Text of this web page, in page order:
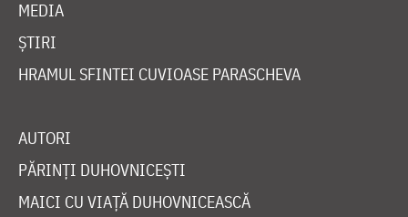
MEDIA
ȘTIRI
HRAMUL SFINTEI CUVIOASE PARASCHEVA
AUTORI
PĂRINȚI DUHOVNICEȘTI
MAICI CU VIAȚĂ DUHOVNICEASCĂ